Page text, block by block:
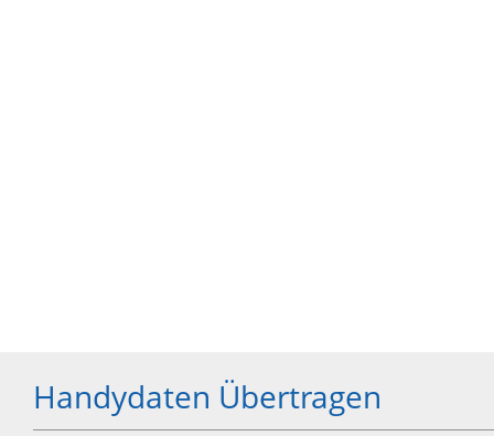
Handydaten Übertragen